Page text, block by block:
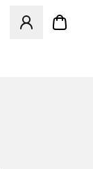
Öppnar en